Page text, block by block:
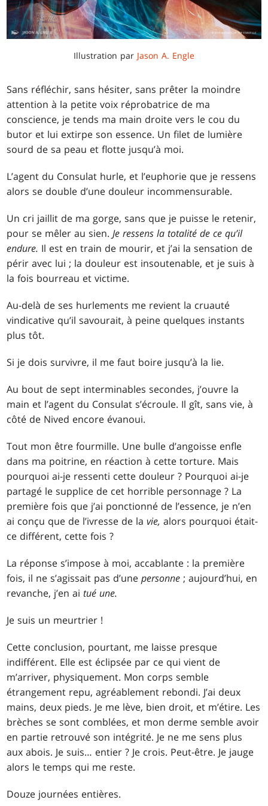
Illustration par Jason A. Engle
Sans réfléchir, sans hésiter, sans prêter la moindre
attention à la petite voix réprobatrice de ma
conscience, je tends ma main droite vers le cou du
butor et lui extirpe son essence. Un filet de lumière
sourd de sa peau et flotte jusqu’à moi.
L’agent du Consulat hurle, et l’euphorie que je ressens
alors se double d’une douleur incommensurable.
Un cri jaillit de ma gorge, sans que je puisse le retenir,
pour se mêler au sien.Je ressens la totalité de ce qu’il
endure. Il est en train de mourir, et j’ai la sensation de
périr avec lui ; la douleur est insoutenable, et je suis à
la fois bourreau et victime.
Au-delà de ses hurlements me revient la cruauté
vindicative qu’il savourait, à peine quelques instants
plus tôt.
Si je dois survivre, il me faut boire jusqu’à la lie.
Au bout de sept interminables secondes, j’ouvre la
main et l’agent du Consulat s’écroule. Il gît, sans vie, à
côté de Nived encore évanoui.
Tout mon être fourmille. Une bulle d’angoisse enfle
dans ma poitrine, en réaction à cette torture. Mais
pourquoi ai-je ressenti cette douleur ? Pourquoi ai-je
partagé le supplice de cet horrible personnage ? La
première fois que j’ai ponctionné de l’essence, je n’en
ai conçu que de l’ivresse de lavie, alors pourquoi était-
ce différent, cette fois ?
La réponse s’impose à moi, accablante : la première
fois, il ne s’agissait pas d’unepersonne ; aujourd’hui, en
revanche, j’en aitué une.
Je suis un meurtrier !
Cette conclusion, pourtant, me laisse presque
indifférent. Elle est éclipsée par ce qui vient de
m’arriver, physiquement. Mon corps semble
étrangement repu, agréablement rebondi. J’ai deux
mains, deux pieds. Je me lève, bien droit, et m’étire. Les
brèches se sont comblées, et mon derme semble avoir
en partie retrouvé son intégrité. Je ne me sens plus
aux abois. Je suis… entier ? Je crois. Peut-être. Je jauge
alors le temps qui me reste.
Douze journées entières.